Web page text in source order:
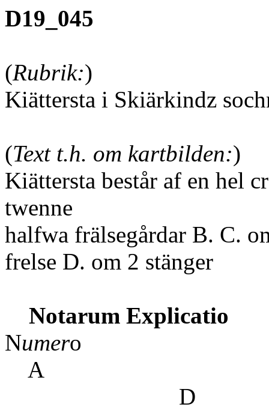
D19_045
(Rubrik:)
Kiättersta i Skiärkindz
(Text t.h. om kartbilden:)
Kiättersta består af en hel
twenne
halfwa frälsegårdar B. C.
frelse D. om 2 stänger
Notarum Explicatio
Numer
A